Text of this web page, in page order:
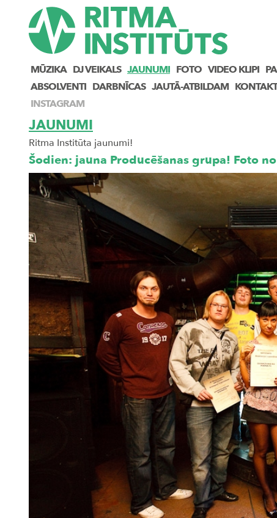
MŪZIKA DJ VEIKALS JAUNUMI FOTO VIDEO KLIPI
ABSOLVENTI DARBNĪCAS JAUTĀ-ATBILDAM
INSTAGRAM
JAUNUMI
Ritma Institūta jaunumi!
Šodien: jauna Producēšanas grupa! Foto